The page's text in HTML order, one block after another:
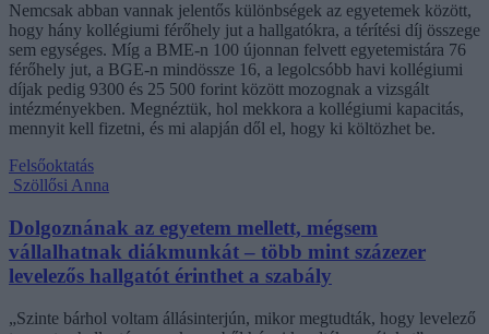
Nemcsak abban vannak jelentős különbségek az egyetemek között,
hogy hány kollégiumi férőhely jut a hallgatókra, a térítési díj összege
sem egységes. Míg a BME-n 100 újonnan felvett egyetemistára 76
férőhely jut, a BGE-n mindössze 16, a legolcsóbb havi kollégiumi
díjak pedig 9300 és 25 500 forint között mozognak a vizsgált
intézményekben. Megnéztük, hol mekkora a kollégiumi kapacitás,
mennyit kell fizetni, és mi alapján dől el, hogy ki költözhet be.
Felsőoktatás
Szöllősi Anna
Dolgoznának az egyetem mellett, mégsem
vállalhatnak diákmunkát – több mint százezer
levelezős hallgatót érinthet a szabály
„Szinte bárhol voltam állásinterjún, mikor megtudták, hogy levelező